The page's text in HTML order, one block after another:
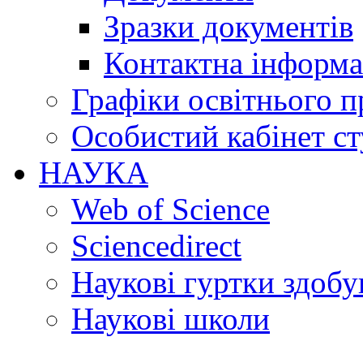
Зразки документів
Контактна
Графіки освітнього
Особистий кабінет
НАУКА
Web of Science
Sciencedirect
Наукові гуртки
Наукові школи